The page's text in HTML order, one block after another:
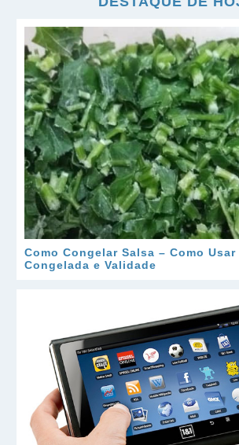
Como Congelar Salsa – Como Usar
Congelada e Validade